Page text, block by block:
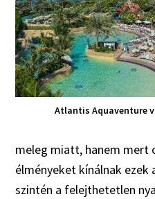
Atlantis Aquaventure
meleg miatt, hanem mert
élményeket kínálnak ezek
szintén a felejthetetlen